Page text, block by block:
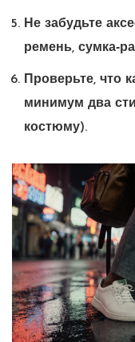
Не забудьте
ремень,
Проверьте, что
минимум два
костюму).